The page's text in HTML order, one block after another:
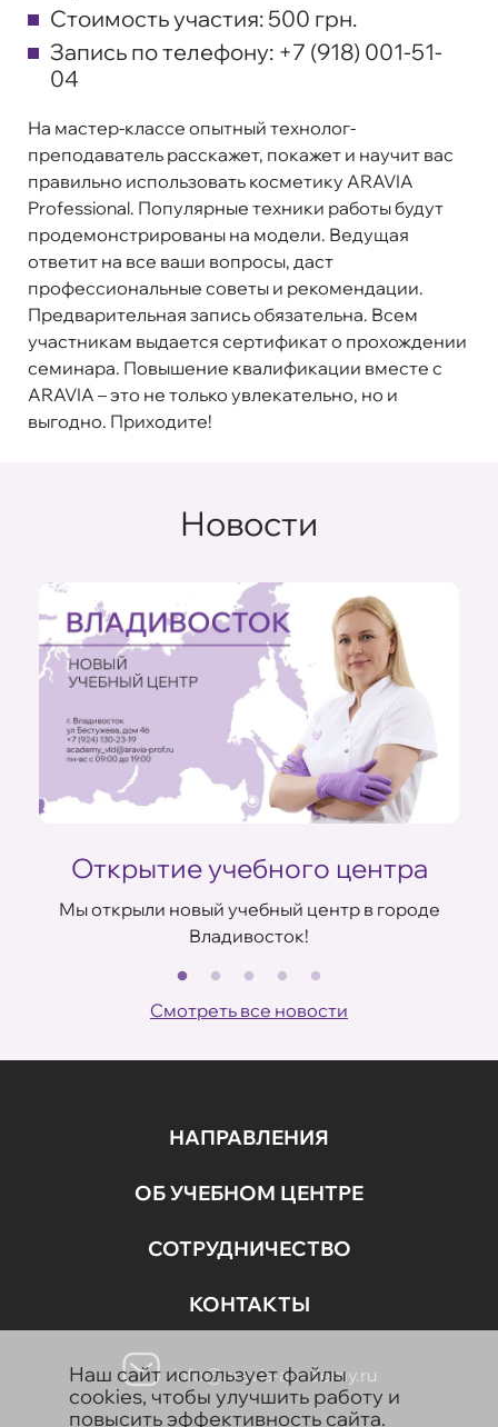
Стоимость участия: 500 грн.
Запись по телефону: +7 (918) 001-51-
04
На мастер-классе опытный технолог-
преподаватель расскажет, покажет и научит вас
правильно использовать косметику ARAVIA
Professional. Популярные техники работы будут
продемонстрированы на модели. Ведущая
ответит на все ваши вопросы, даст
профессиональные советы и рекомендации.
Предварительная запись обязательна. Всем
участникам выдается сертификат о прохождении
семинара. Повышение квалификации вместе с
ARAVIA – это не только увлекательно, но и
выгодно. Приходите!
Новости
Открытие учебного центра
Мы открыли новый учебный центр в городе
Владивосток!
Смотреть все новости
НАПРАВЛЕНИЯ
ОБ УЧЕБНОМ ЦЕНТРЕ
СОТРУДНИЧЕСТВО
КОНТАКТЫ
info@aravia-academy.ru
Наш сайт использует файлы
cookies, чтобы улучшить работу и
повысить эффективность сайта.